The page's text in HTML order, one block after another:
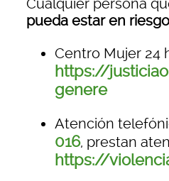
Cualquier persona
pueda estar en riesgo
Centro Mujer 24
https://
genere
Atención
016, prestan
https://